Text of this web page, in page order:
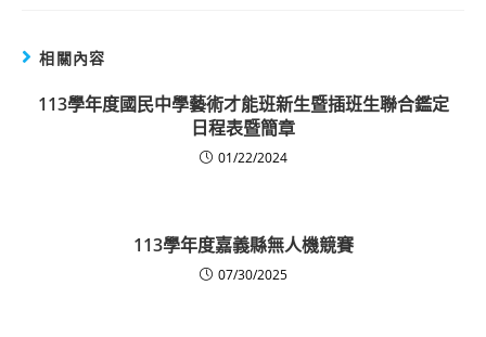
相關內容
113學年度國民中學藝術才能班新生暨插班生聯合鑑定
日程表暨簡章
01/22/2024
113學年度嘉義縣無人機競賽
07/30/2025